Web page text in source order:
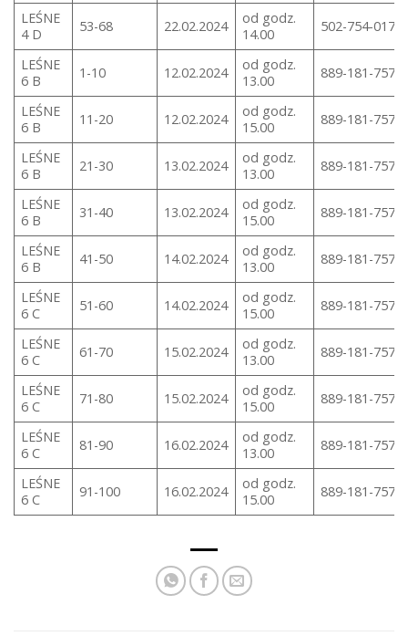
LEŚNE
4 D
53-68 22.02.2024
od godz.
14.00
502-754-017
LEŚNE
6 B
1-10 12.02.2024
od godz.
13.00
889-181-757
LEŚNE
6 B
11-20 12.02.2024
od godz.
15.00
889-181-757
LEŚNE
6 B
21-30 13.02.2024
od godz.
13.00
889-181-757
LEŚNE
6 B
31-40 13.02.2024
od godz.
15.00
889-181-757
LEŚNE
6 B
41-50 14.02.2024
od godz.
13.00
889-181-757
LEŚNE
6 C
51-60 14.02.2024
od godz.
15.00
889-181-757
LEŚNE
6 C
61-70 15.02.2024
od godz.
13.00
889-181-757
LEŚNE
6 C
71-80 15.02.2024
od godz.
15.00
889-181-757
LEŚNE
6 C
81-90 16.02.2024
od godz.
13.00
889-181-757
LEŚNE
6 C
91-100 16.02.2024
od godz.
15.00
889-181-757